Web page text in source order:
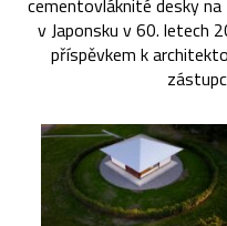
v Japonsku v 60. letech
příspěvkem k